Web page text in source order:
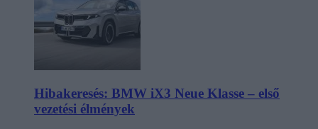
Hibakeresés: BMW iX3 Neue Klasse – első
vezetési élmények